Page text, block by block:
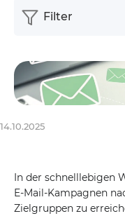
14.10.2025
In der schnelllebigen
E-Mail-Kampagnen
Zielgruppen zu
Filter